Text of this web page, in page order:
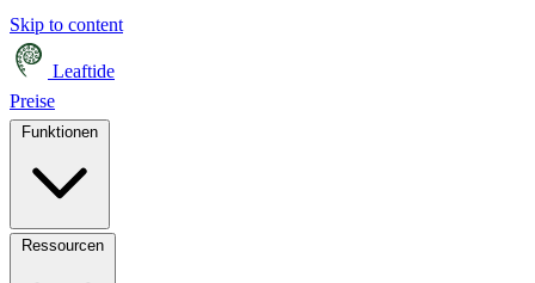
Skip to content
Leaftide
Preise